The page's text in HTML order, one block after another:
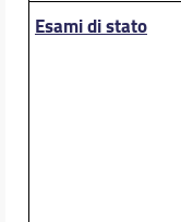
Esami di stato